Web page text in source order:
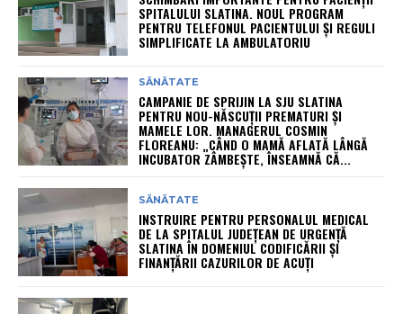
SPITALULUI SLATINA. NOUL PROGRAM
PENTRU TELEFONUL PACIENTULUI ȘI REGULI
SIMPLIFICATE LA AMBULATORIU
SĂNĂTATE
CAMPANIE DE SPRIJIN LA SJU SLATINA
PENTRU NOU-NĂSCUȚII PREMATURI ȘI
MAMELE LOR. MANAGERUL COSMIN
FLOREANU: „CÂND O MAMĂ AFLATĂ LÂNGĂ
INCUBATOR ZÂMBEȘTE, ÎNSEAMNĂ CĂ...
SĂNĂTATE
INSTRUIRE PENTRU PERSONALUL MEDICAL
DE LA SPITALUL JUDEȚEAN DE URGENȚĂ
SLATINA ÎN DOMENIUL CODIFICĂRII ȘI
FINANȚĂRII CAZURILOR DE ACUȚI